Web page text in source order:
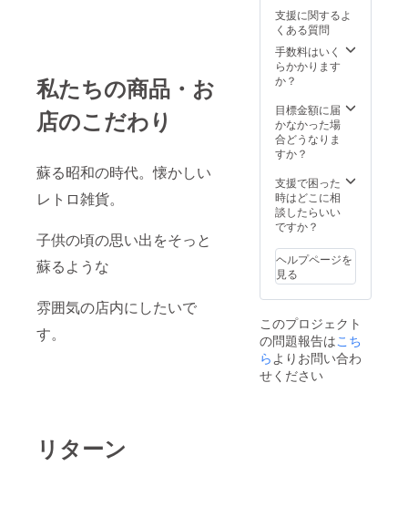
私たちの商品・お
店のこだわり
蘇る昭和の時代。懐かしい
レトロ雑貨。
子供の頃の思い出をそっと
蘇るような
雰囲気の店内にしたいで
す。
リターン
様の交
通費や
滞在費
は各自
でご負
さい。
・支援
者様と
の連絡
詳細は
メール
で連絡
しま
支援に関するよ
くある質問
手数料はいく
らかかります
か？
目標金額に届
かなかった場
合どうなりま
すか？
支援で困った
時はどこに相
談したらいい
ですか？
ヘルプページを
見る
このプロジェクト
の問題報告はこち
らよりお問い合わ
せください